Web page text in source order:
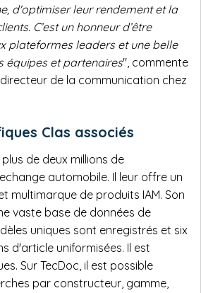
d'optimiser leur rendement et la
C’est un honneur d’être
plateformes leaders et une belle
équipes et partenaires", commente
de la communication chez
Clas associés
de deux millions de
automobile. Il leur offre un
multimarque de produits IAM. Son
vaste base de données de
uniques sont enregistrés et six
d'article uniformisées. Il est
Sur TecDoc, il est possible
par constructeur, gamme,